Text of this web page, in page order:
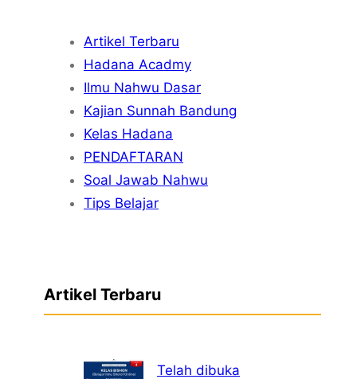
Artikel Terbaru
Hadana Acadmy
Ilmu Nahwu Dasar
Kajian Sunnah Bandung
Kelas Hadana
PENDAFTARAN
Soal Jawab Nahwu
Tips Belajar
Artikel Terbaru
Telah dibuka